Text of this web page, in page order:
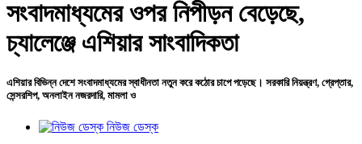
সংবাদমাধ্যমের ওপর নিপীড়ন বেড়েছে,
চ্যালেঞ্জে এশিয়ার সাংবাদিকতা
এশিয়ার বিভিন্ন দেশে সংবাদমাধ্যমের স্বাধীনতা নতুন করে কঠোর চাপে পড়েছে। সরকারি নিয়ন্ত্রণ, গ্রেপ্তার,
সেন্সরশিপ, অনলাইন নজরদারি, মামলা ও
নিউজ ডেস্ক